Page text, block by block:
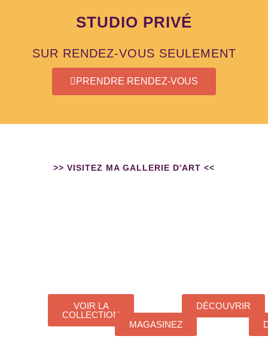
STUDIO PRIVÉ
SUR RENDEZ-VOUS SEULEMENT
PRENDRE RENDEZ-VOUS
>> VISITEZ MA GALLERIE D'ART <<
VOIR LA
COLLECTION
MAGASINEZ
DÉCOUVRIR